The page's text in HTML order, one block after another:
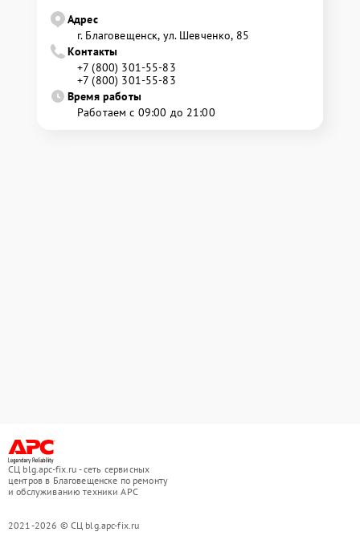
Адрес
г. Благовещенск, ул. Шевченко, 85
Контакты
+7 (800) 301-55-83
+7 (800) 301-55-83
Время работы
Работаем с 09:00 до 21:00
СЦ blg.apc-fix.ru - сеть сервисных
центров в Благовещенске по ремонту
и обслуживанию техники APC
2021-2026 © СЦ blg.apc-fix.ru